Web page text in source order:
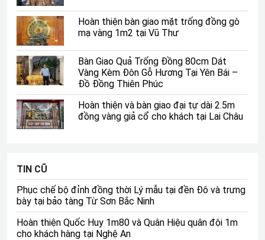
Hạc đồng 2m2 tại di tích lịch sử cấp quốc gia Đình
Sản phẩm hạc đồng cao 2m2 được đúc từ nguyên liệu
đồng đỏ thanh khiết, chế tác hoàn toàn thủ công bởi
các nghệ nhân giàu kinh nghiệm tại làng Vạn Điểm, Ý Yên,
Nam Định, đảm bảo được 3 yếu tố: kỹ thuật, thẩm mỹ và
chất lượng. Đồ đồng Thiên Phúc xin chân thành cảm ơn
quý khách hàng đã tin tưởng và lựa chọn sản phẩm của
Hoàn thiện bàn giao mặt trống đồng gò
mạ vàng 1m2 tại Vũ Thư
Bàn Giao Quả Trống Đồng 80cm Dát
Vàng Kèm Đôn Gỗ Hương Tại Yên Bái –
Đồ Đồng Thiên Phúc
Hoàn thiện và bàn giao đại tự dài 2.5m
đồng vàng giả cổ cho khách tại Lai Châu
TIN CŨ
Phục chế bộ đỉnh đồng thời Lý mẫu tại đền Đô và trưng
bày tại bảo tàng Từ Sơn Bắc Ninh
Hoàn thiện Quốc Huy 1m80 và Quân Hiệu quân đội 1m
cho khách hàng tại Nghệ An